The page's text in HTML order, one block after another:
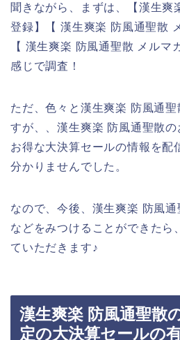
聞きながら、まずは、【漢生爽
登録】【 漢生爽楽 防風通聖散
【 漢生爽楽 防風通聖散 メルマ
感じで調査！
ただ、色々と漢生爽楽 防風通
すが、、漢生爽楽 防風通聖散
お得な大決算セールの情報を配
分かりませんでした。
なので、今後、漢生爽楽 防風
などをみつけることができたら
ていただきます♪
漢生爽楽 防風通聖散
定の大決算セールの